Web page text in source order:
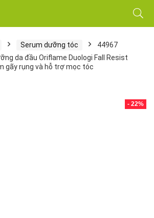
Serum dưỡng tóc
44967
da đầu Oriflame Duologi Fall Resist
gãy rụng và hỗ trợ mọc tóc
- 22%